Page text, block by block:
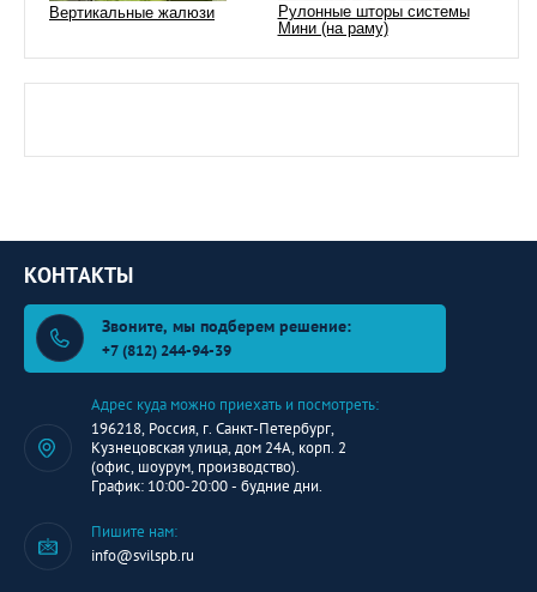
Вертикальные жалюзи
Рулонные шторы системы
Мини (на раму)
КОНТАКТЫ
Звоните, мы подберем решение:
+7 (812) 244-94-39
Адрес куда можно приехать и посмотреть:
196218, Россия, г. Санкт-Петербург,
Кузнецовская улица, дом 24А, корп. 2
(офис, шоурум, производство).
График: 10:00-20:00 - будние дни.
Пишите нам:
info@svilspb.ru